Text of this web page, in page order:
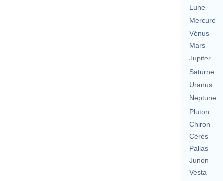
Lune
Mercure
Vénus
Mars
Jupiter
Saturne
Uranus
Neptune
Pluton
Chiron
Cérès
Pallas
Junon
Vesta